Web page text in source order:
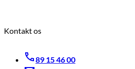
Kontakt os
89 15 46 00